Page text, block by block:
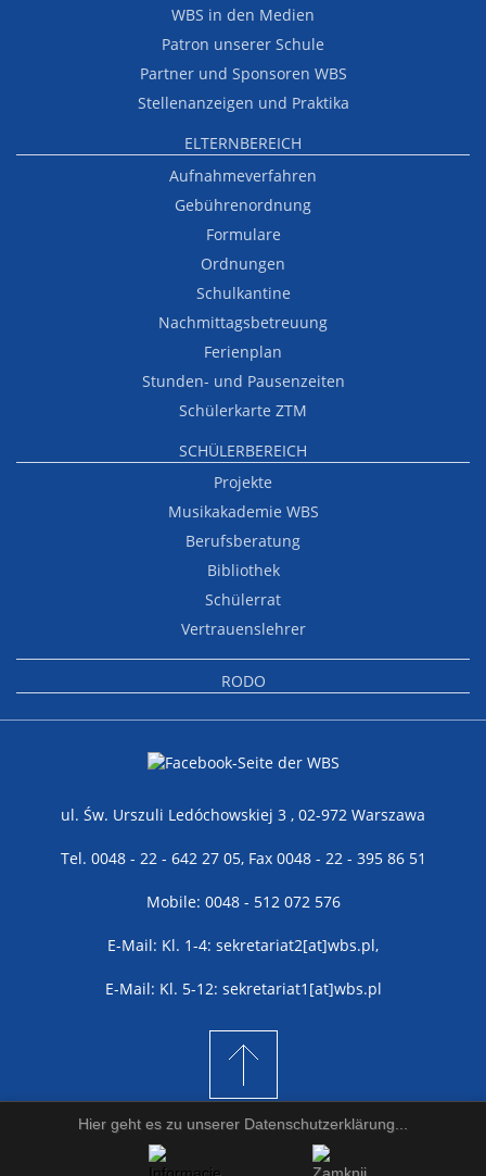
WBS in den Medien
Patron unserer Schule
Partner und Sponsoren WBS
Stellenanzeigen und Praktika
ELTERNBEREICH
Aufnahmeverfahren
Gebührenordnung
Formulare
Ordnungen
Schulkantine
Nachmittagsbetreuung
Ferienplan
Stunden- und Pausenzeiten
Schülerkarte ZTM
SCHÜLERBEREICH
Projekte
Musikakademie WBS
Berufsberatung
Bibliothek
Schülerrat
Vertrauenslehrer
RODO
ul. Św. Urszuli Ledóchowskiej 3 , 02-972 Warszawa
Tel. 0048 - 22 - 642 27 05, Fax 0048 - 22 - 395 86 51
Mobile: 0048 - 512 072 576
E-Mail: Kl. 1-4: sekretariat2[at]wbs.pl,
E-Mail: Kl. 5-12: sekretariat1[at]wbs.pl
© WBS Szkoła 2026 CMS - Created by
WebDesign:
good-site.pl
Hier geht es zu unserer Datenschutzerklärung...